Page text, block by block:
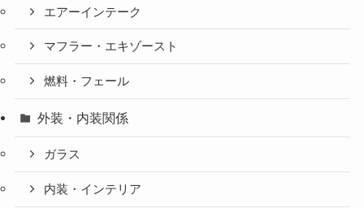
エアーインテーク
マフラー・エキゾースト
燃料・フェール
外装・内装関係
ガラス
内装・インテリア